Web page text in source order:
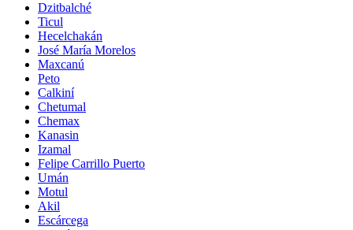
Dzitbalché
Ticul
Hecelchakán
José María Morelos
Maxcanú
Peto
Calkiní
Chetumal
Chemax
Kanasin
Izamal
Felipe Carrillo Puerto
Umán
Motul
Akil
Escárcega